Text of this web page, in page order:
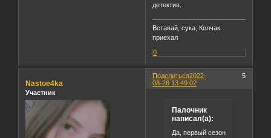
детектив.
Вставай, сука, Колчак
приехал
0
Поделиться 5
2022-
08-26 13:49:02
Nastoe4ka
Участник
Палочник
написал(а):
Да, первый сезон